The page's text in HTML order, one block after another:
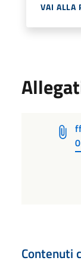
VAI ALLA
Contenuti